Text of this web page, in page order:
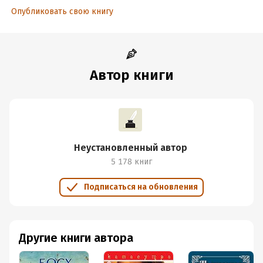
Опубликовать свою книгу
Автор книги
Неустановленный автор
5 178 книг
Подписаться на обновления
Другие книги автора